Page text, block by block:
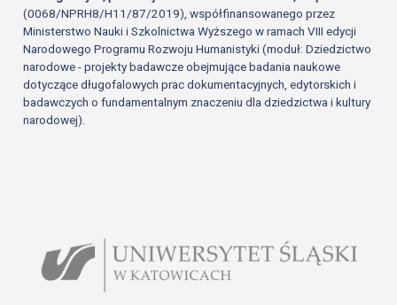
(0068/NPRH8/H11/87/2019), współfinansowanego przez
Ministerstwo Nauki i Szkolnictwa Wyższego w ramach VIII edycji
Narodowego Programu Rozwoju Humanistyki (moduł: Dziedzictwo
narodowe - projekty badawcze obejmujące badania naukowe
dotyczące długofalowych prac dokumentacyjnych, edytorskich i
badawczych o fundamentalnym znaczeniu dla dziedzictwa i kultury
narodowej).